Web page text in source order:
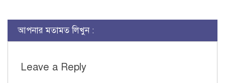
আপনার মতামত লিখুন :
Leave a Reply